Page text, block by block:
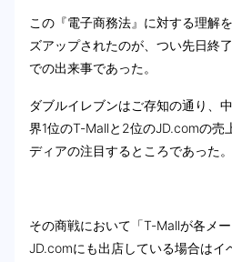
この『電子商務法』に対する理解
ズアップされたのが、つい先日終
での出来事であった。
ダブルイレブンはご存知の通り、
界1位のT-Mallと2位のJD.comの売
ディアの注目するところであった。
その商戦において「T-Mallが各メ
JD.comにも出店している場合はイ